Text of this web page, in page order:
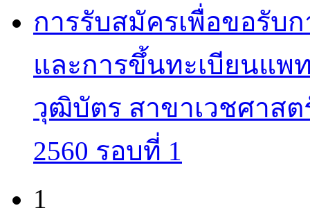
การรับสมัครเพื่อขอรับ
และการขึ้นทะเบียนแพ
วุฒิบัตร สาขาเวชศาส
2560 รอบที่ 1
Pages
1